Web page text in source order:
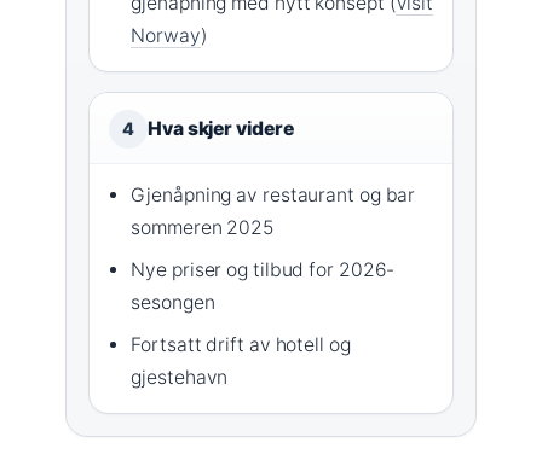
Norway)
4 Hva skjer videre
Gjenåpning av restaurant og bar
sommeren 2025
Nye priser og tilbud for 2026-
sesongen
Fortsatt drift av hotell og
gjestehavn